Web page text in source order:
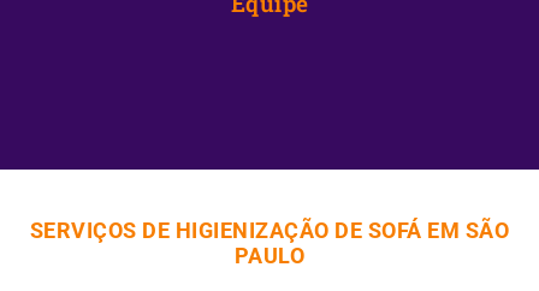
SERVIÇOS DE HIGIENIZAÇÃO DE SOFÁ EM SÃO
PAULO